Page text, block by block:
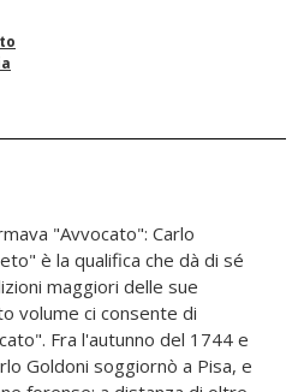
"Avvocato": Carlo
è la qualifica che dà di sé
maggiori delle sue
volume ci consente di
Fra l'autunno del 1744 e
Goldoni soggiornò a Pisa, e